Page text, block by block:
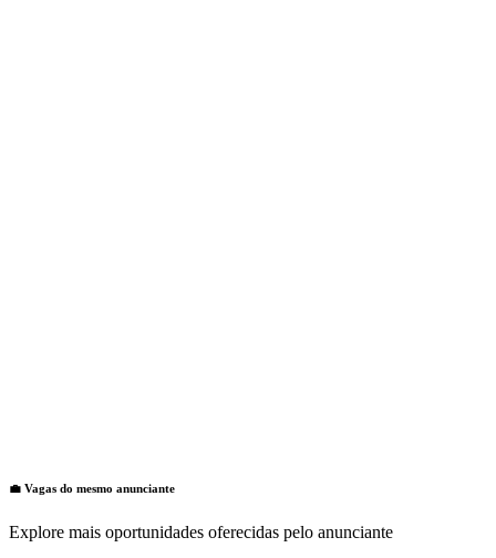
💼 Vagas do mesmo anunciante
Explore mais oportunidades oferecidas pelo anunciante